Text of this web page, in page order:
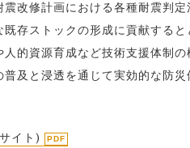
改修計画における各種耐震判定
存ストックの形成に貢献すると
的資源育成など技術支援体制の
及と浸透を通じて実効的な防災
イト)